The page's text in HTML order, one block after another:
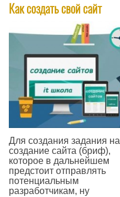
Как создать свой сайт
Для создания задания на
создание сайта (бриф),
которое в дальнейшем
предстоит отправлять
потенциальным
разработчикам, ну